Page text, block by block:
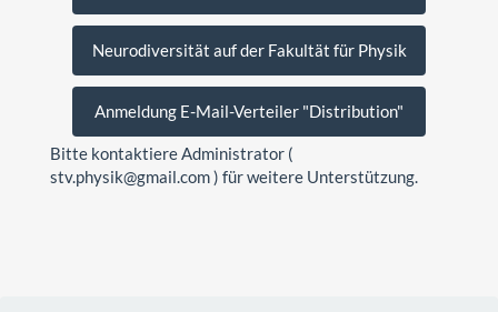
Neurodiversität auf der Fakultät für Physik
Anmeldung E-Mail-Verteiler "Distribution"
Bitte kontaktiere Administrator (
stv.physik@gmail.com ) für weitere Unterstützung.